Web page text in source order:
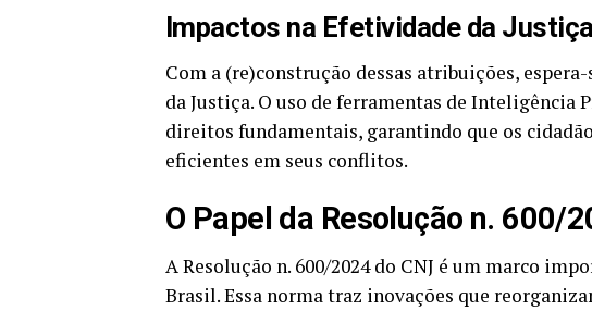
Impactos na Efetividade da Justiça
Com a (re)construção dessas atribuições,
da Justiça. O uso de ferramentas de Inteligência
direitos fundamentais, garantindo que os
eficientes em seus conflitos.
O Papel da Resolução n. 600/
A Resolução n. 600/2024 do CNJ é um marco
Brasil. Essa norma traz inovações que